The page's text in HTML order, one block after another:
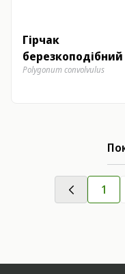
Гірчак
березкоподібний
Polygonum convolvulus
1